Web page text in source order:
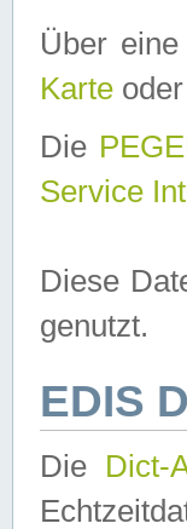
Über eine
Karte
Die
Service
Diese
genutzt.
EDIS
Die Dict-